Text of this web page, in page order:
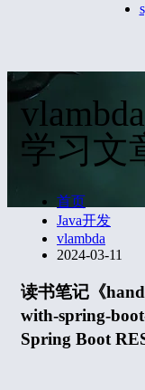
学习文
首页
Java开发
vlambda
2024-03-11
读书笔记《
with-spring-
Spring Boot